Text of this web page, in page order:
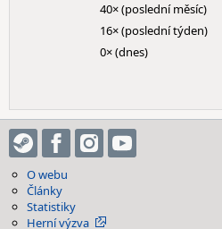
40× (poslední měsíc)
16× (poslední týden)
0× (dnes)
O webu
Články
Statistiky
Herní výzva